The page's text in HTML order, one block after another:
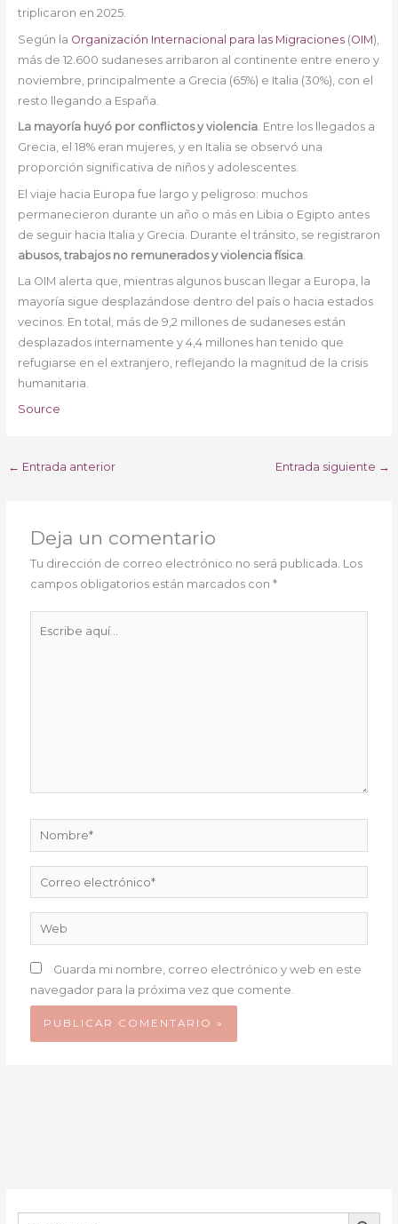
triplicaron en 2025.
Según la Organización Internacional para las Migraciones(OIM),
más de 12.600 sudaneses arribaron al continente entre enero y
noviembre, principalmente a Grecia (65%) e Italia (30%), con el
resto llegando a España.
La mayoría huyó por conflictos y violencia. Entre los llegados a
Grecia, el 18% eran mujeres, y en Italia se observó una
proporción significativa de niños y adolescentes.
El viaje hacia Europa fue largo y peligroso: muchos
permanecieron durante un año o más en Libia o Egipto antes
de seguir hacia Italia y Grecia. Durante el tránsito, se registraron
abusos, trabajos no remunerados y violencia física.
La OIM alerta que, mientras algunos buscan llegar a Europa, la
mayoría sigue desplazándose dentro del país o hacia estados
vecinos. En total, más de 9,2 millones de sudaneses están
desplazados internamente y 4,4 millones han tenido que
refugiarse en el extranjero, reflejando la magnitud de la crisis
humanitaria.
Source
← Entrada anterior Entrada siguiente →
Deja un comentario
Tu dirección de correo electrónico no será publicada. Los
campos obligatorios están marcados con*
Nombre*
electrónico*
Web
Guarda mi nombre, correo electrónico y web en este
navegador para la próxima vez que comente.
Buscar: BOTÓN DE